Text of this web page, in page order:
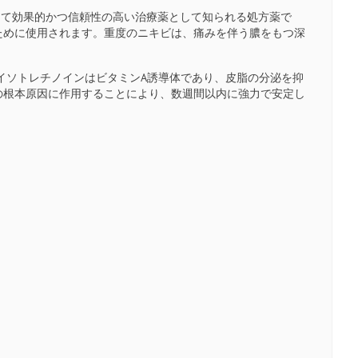
効果的かつ信頼性の高い治療薬として知られる処方薬で
に使用されます。重度のニキビは、痛みを伴う膿をもつ深
トレチノインはビタミンA誘導体であり、皮脂の分泌を抑
本原因に作用することにより、数週間以内に強力で安定し